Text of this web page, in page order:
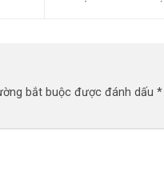
bắt buộc được đánh dấu *